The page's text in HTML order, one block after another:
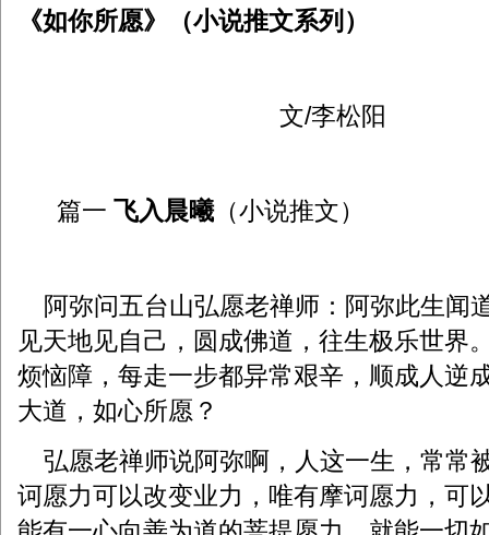
《如你所愿》（小说推文系列）
文/李松阳
篇一 飞入晨曦（小说推文）
阿弥问五台山弘愿老禅师：阿弥此生闻
见天地见自己，圆成佛道，往生极乐世界
烦恼障，每走一步都异常艰辛，顺成人逆
大道，如心所愿？
弘愿老禅师说阿弥啊，人这一生，常常
诃愿力可以改变业力，唯有摩诃愿力，可